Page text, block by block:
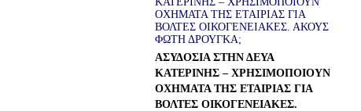
ΑΣΥΔΟΣΙΑ ΣΤΗΝ ΔΕΥΑ
ΚΑΤΕΡΙΝΗΣ – ΧΡΗΣΙΜΟΠΟΙΟΥΝ
ΟΧΗΜΑΤΑ ΤΗΣ ΕΤΑΙΡΙΑΣ ΓΙΑ
ΒΟΛΤΕΣ ΟΙΚΟΓΕΝΕΙΑΚΕΣ.